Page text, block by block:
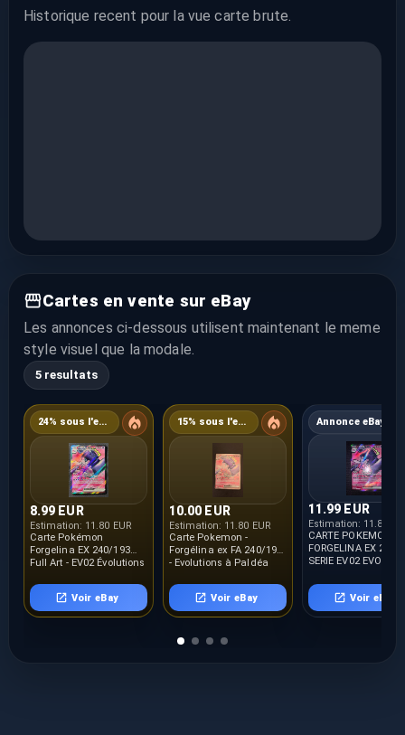
Historique recent pour la vuecarte brute.
Cartes en vente sur eBay
Les annonces ci-dessous utilisent maintenant le meme
style visuel que la modale.
5 resultats
24% sous l'estimation
8.99 EUR
Estimation: 11.80 EUR
Carte Pokémon
Forgelina EX 240/193
Full Art - EV02 Évolutions
Voir eBay
15% sous l'estimation
10.00 EUR
Estimation: 11.80 EUR
Carte Pokemon -
Forgélina ex FA 240/193
- Evolutions à Paldéa
Voir eBay
Annonce eBay
11.99 EUR
Estimation: 11.80
CARTE POKEMON
FORGELINA EX 240/
SERIE EV02
Voir eBay